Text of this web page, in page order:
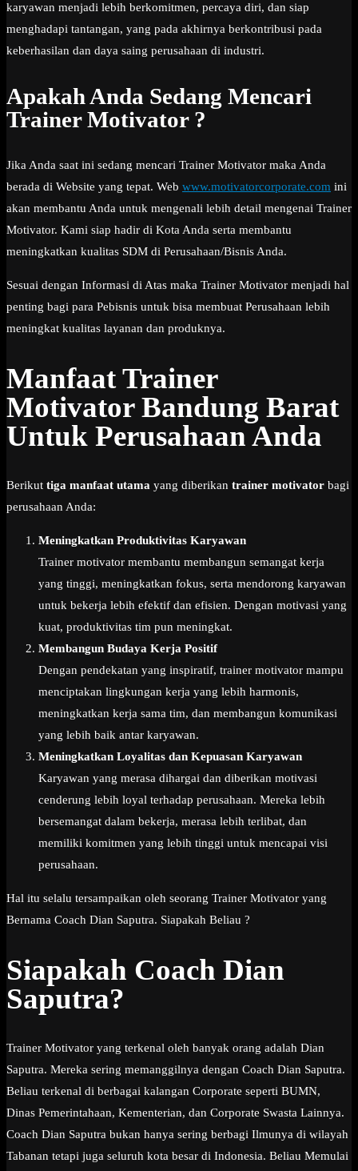
karyawan menjadi lebih berkomitmen, percaya diri, dan siap
menghadapi tantangan, yang pada akhirnya berkontribusi pada
keberhasilan dan daya saing perusahaan di industri.
Apakah Anda Sedang Mencari
Trainer Motivator ?
Jika Anda saat ini sedang mencari Trainer Motivator maka Anda
berada di Website yang tepat. Web www.motivatorcorporate.com ini
akan membantu Anda untuk mengenali lebih detail mengenai Trainer
Motivator. Kami siap hadir di Kota Anda serta membantu
meningkatkan kualitas SDM di Perusahaan/Bisnis Anda.
Sesuai dengan Informasi di Atas maka Trainer Motivator menjadi hal
penting bagi para Pebisnis untuk bisa membuat Perusahaan lebih
meningkat kualitas layanan dan produknya.
Manfaat Trainer
Motivator Bandung Barat
Untuk Perusahaan Anda
Berikut tiga manfaat utama yang diberikan trainer motivator bagi
perusahaan Anda:
Meningkatkan Produktivitas Karyawan
Trainer motivator membantu membangun semangat kerja
yang tinggi, meningkatkan fokus, serta mendorong karyawan
untuk bekerja lebih efektif dan efisien. Dengan motivasi yang
kuat, produktivitas tim pun meningkat.
Membangun Budaya Kerja Positif
Dengan pendekatan yang inspiratif, trainer motivator mampu
menciptakan lingkungan kerja yang lebih harmonis,
meningkatkan kerja sama tim, dan membangun komunikasi
yang lebih baik antar karyawan.
Meningkatkan Loyalitas dan Kepuasan Karyawan
Karyawan yang merasa dihargai dan diberikan motivasi
cenderung lebih loyal terhadap perusahaan. Mereka lebih
bersemangat dalam bekerja, merasa lebih terlibat, dan
memiliki komitmen yang lebih tinggi untuk mencapai visi
perusahaan.
Hal itu selalu tersampaikan oleh seorang Trainer Motivator yang
Bernama Coach Dian Saputra. Siapakah Beliau ?
Siapakah Coach Dian
Saputra?
Trainer Motivator yang terkenal oleh banyak orang adalah Dian
Saputra. Mereka sering memanggilnya dengan Coach Dian Saputra.
Beliau terkenal di berbagai kalangan Corporate seperti BUMN,
Dinas Pemerintahaan, Kementerian, dan Corporate Swasta Lainnya.
Coach Dian Saputra bukan hanya sering berbagi Ilmunya di wilayah
Tabanan tetapi juga seluruh kota besar di Indonesia. Beliau Memulai